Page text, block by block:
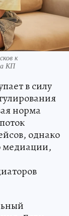
КП
в силу
норма
однако